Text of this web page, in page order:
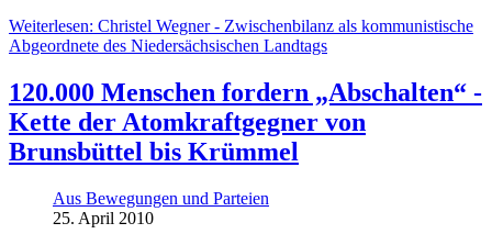
Weiterlesen: Christel Wegner - Zwischenbilanz als kommunistische
Abgeordnete des Niedersächsischen Landtags
120.000 Menschen fordern „Abschalten“ -
Kette der Atomkraftgegner von
Brunsbüttel bis Krümmel
Aus Bewegungen und Parteien
25. April 2010